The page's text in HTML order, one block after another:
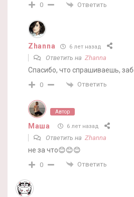
0 Ответить
Zhanna 6 лет назад
Ответить на Zhanna
Спасибо, что спрашиваешь,
0 Ответить
Автор
Маша 6 лет назад
Ответить на Zhanna
не за что😊😊😊
0 Ответить